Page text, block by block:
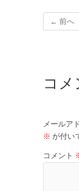
← 前へ
コ
メールア
※ が付い
コメント